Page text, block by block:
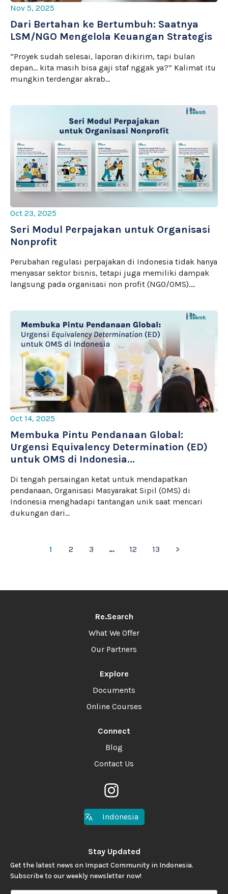
Nov 5, 2025
Dari Bertahan ke Bertumbuh: Saatnya
LSM/NGO Mengelola Keuangan Strategis
“Proyek sudah selesai, laporan dikirim, tapi bulan
depan… kita masih bisa gaji staf nggak ya?” Kalimat itu
mungkin terdengar akrab…
Oct 23, 2025
Seri Modul Perpajakan untuk Organisasi
Nonprofit
Perubahan regulasi perpajakan di Indonesia tidak hanya
menyasar sektor bisnis, tetapi juga memiliki dampak
langsung pada organisasi non profit (NGO/OMS).…
Oct 14, 2025
Membuka Pintu Pendanaan Global:
Urgensi Equivalency Determination (ED)
untuk OMS di Indonesia...
Di tengah persaingan ketat untuk mendapatkan
pendanaan, Organisasi Masyarakat Sipil (OMS) di
Indonesia menghadapi tantangan unik saat mencari
dukungan dari…
1 2 3 … 12 13 >
Re.Search
What We Offer
Our Partners
Explore
Documents
Online Courses
Connect
Blog
Contact Us
Indonesia
Stay Updated
Get the latest news on Impact Community in Indonesia.
Subscribe to our weekly newsletter now!